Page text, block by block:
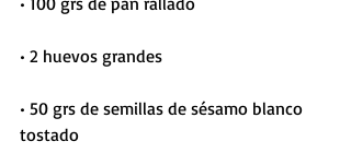
• 2 huevos grandes
• 50 grs de semillas de sésamo blanco
tostado